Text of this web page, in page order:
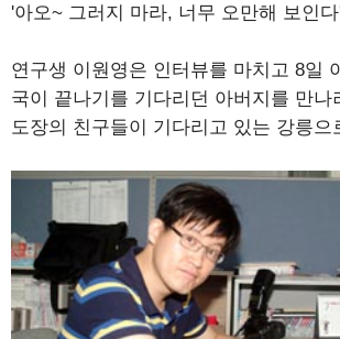
'아오~ 그러지 마라, 너무 오만해 보인
연구생 이원영은 인터뷰를 마치고 8일
국이 끝나기를 기다리던 아버지를 만나
도장의 친구들이 기다리고 있는 강릉으